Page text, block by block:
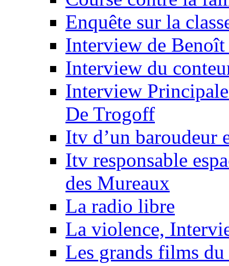
Enquête sur la
Interview de
Interview du
Interview
De Trogoff
Itv d’un baroudeur
Itv responsable
des Mureaux
La radio libre
La violence,
Les grands films